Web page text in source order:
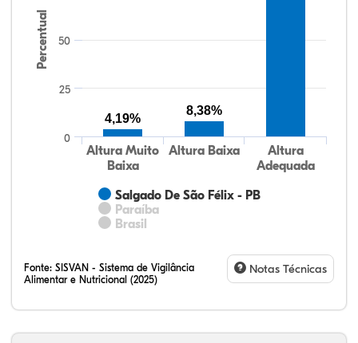
Percentual
Salgado De São Félix - PB
Paraíba
Brasil
Altura Muito
Baixa
Altura Baixa
Altura
Adequada
0
25
50
4,19%
8,38%
Fonte: SISVAN - Sistema de Vigilância
Alimentar e Nutricional (2025)
Notas Técnicas